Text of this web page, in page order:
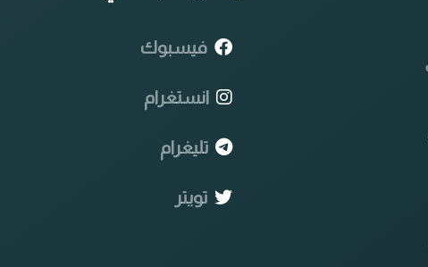
فيسبوك
انستغرام
تليغرام
تويتر